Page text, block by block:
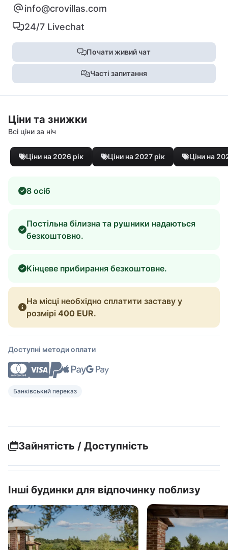
info@crovillas.com
24/7 Livechat
Почати живий чат
Часті запитання
Ціни та знижки
Всі ціни за ніч
Ціни на 2026 рік Ціни на 2027 рік Ціни на
8 осіб
Постільна білизна та рушники надаються
безкоштовно.
Кінцеве прибирання безкоштовне.
На місці необхідно сплатити заставу у
розмірі 400 EUR.
Доступні методи оплати
Банківський переказ
Зайнятість / Доступність
Інші будинки для відпочинку поблизу